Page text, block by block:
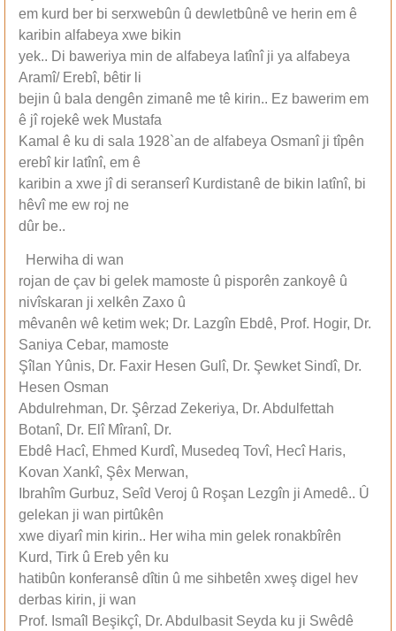
em kurd ber bi serxwebûn û dewletbûnê ve herin em ê
karibin alfabeya xwe bikin
yek.. Di baweriya min de alfabeya latînî ji ya alfabeya
Aramî/ Erebî, bêtir li
bejin û bala dengên zimanê me tê kirin.. Ez bawerim em
ê jî rojekê wek Mustafa
Kamal ê ku di sala 1928`an de alfabeya Osmanî ji tîpên
erebî kir latînî, em ê
karibin a xwe jî di seranserî Kurdistanê de bikin latînî, bi
hêvî me ew roj ne
dûr be..
Herwiha di wan
rojan de çav bi gelek mamoste û pisporên zankoyê û
nivîskaran ji xelkên Zaxo û
mêvanên wê ketim wek; Dr. Lazgîn Ebdê, Prof. Hogir, Dr.
Saniya Cebar, mamoste
Şîlan Yûnis, Dr. Faxir Hesen Gulî, Dr. Şewket Sindî, Dr.
Hesen Osman
Abdulrehman, Dr. Şêrzad Zekeriya, Dr. Abdulfettah
Botanî, Dr. Elî Mîranî, Dr.
Ebdê Hacî, Ehmed Kurdî, Musedeq Tovî, Hecî Haris,
Kovan Xankî, Şêx Merwan,
Ibrahîm Gurbuz, Seîd Veroj û Roşan Lezgîn ji Amedê.. Û
gelekan ji wan pirtûkên
xwe diyarî min kirin.. Her wiha min gelek ronakbîrên
Kurd, Tirk û Ereb yên ku
hatibûn konferansê dîtin û me sihbetên xweş digel hev
derbas kirin, ji wan
Prof. Ismaîl Beşikçî, Dr. Abdulbasit Seyda ku ji Swêdê